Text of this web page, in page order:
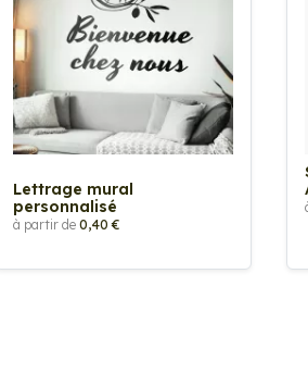
Lettrage mural
personnalisé
à partir de 0,40 €